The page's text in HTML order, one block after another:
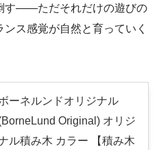
す——ただそれだけの遊びの
ス感覚が自然と育っていく
ーネルンドオリジナル
Original) オリジ
ル積み木 カラー 【積み木